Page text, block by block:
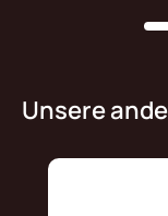
Unsere